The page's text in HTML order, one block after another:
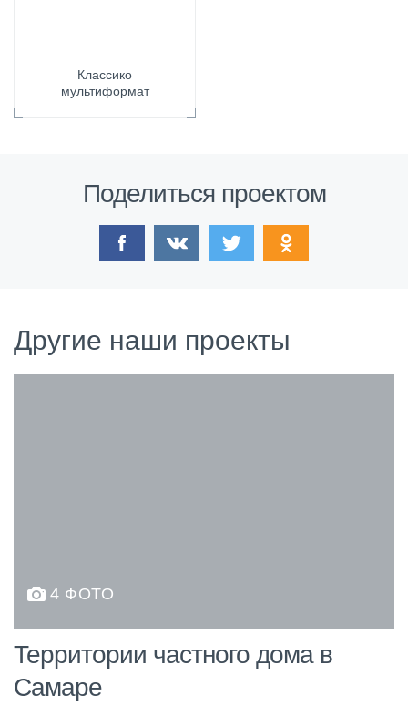
Классико
мультиформат
Поделиться проектом
Другие наши проекты
4 ФОТО
Территории частного дома в
Самаре